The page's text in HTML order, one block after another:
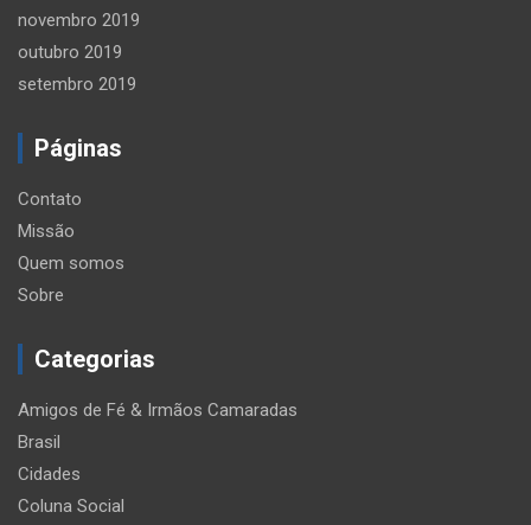
novembro 2019
outubro 2019
setembro 2019
Páginas
Contato
Missão
Quem somos
Sobre
Categorias
Amigos de Fé & Irmãos Camaradas
Brasil
Cidades
Coluna Social